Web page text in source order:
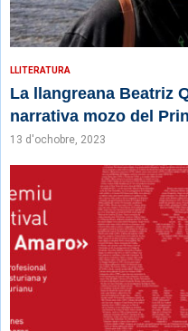
LLITERATURA
La llangreana Beatriz
narrativa mozo del
13 d'ochobre, 2023